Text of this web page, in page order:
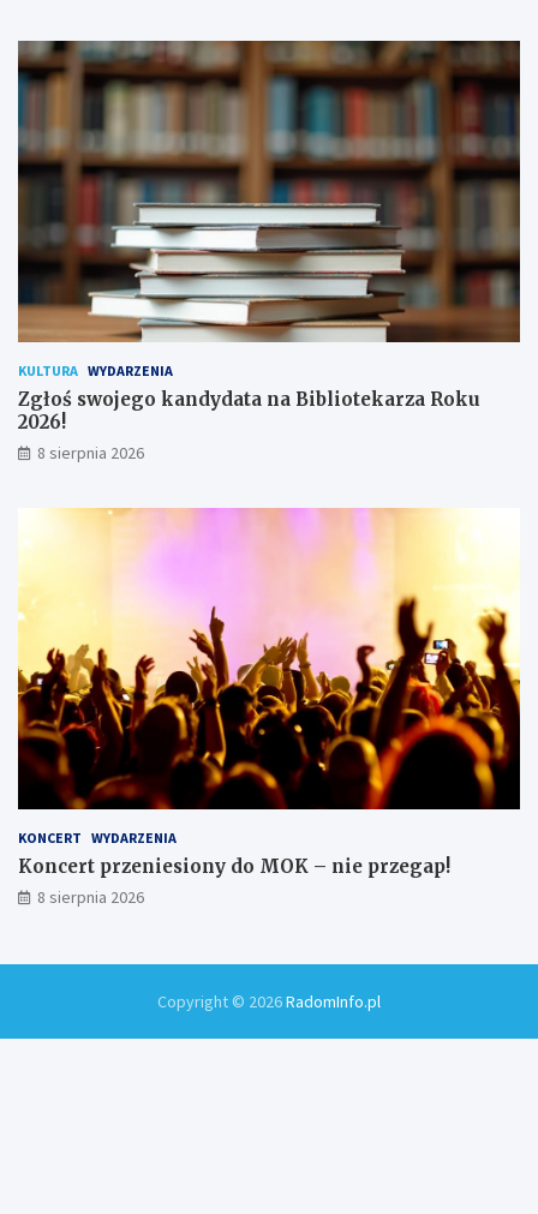
a
n
!
d
y
h
u
ż
o
n
i
ó
w
KULTURA WYDARZENIA
Zgłoś swojego kandydata na Bibliotekarza Roku
2026!
8 sierpnia 2026
KONCERT WYDARZENIA
Koncert przeniesiony do MOK – nie przegap!
8 sierpnia 2026
Copyright © 2026RadomInfo.pl